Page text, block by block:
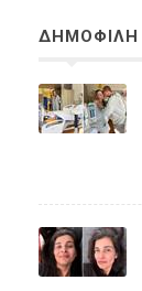
ΔΗΜΟΦΙΛΗ